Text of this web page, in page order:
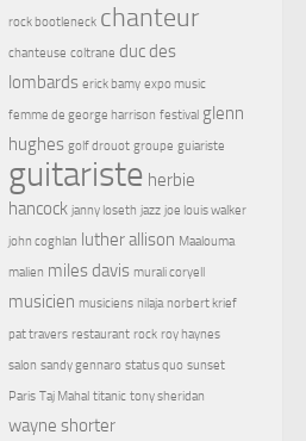
rock bootleneck chanteur
chanteuse coltrane duc des
lombards erick bamy expo music
femme de george harrison festival glenn
hughes golf drouot groupe guiariste
guitariste herbie
hancock janny loseth jazz joe louis walker
john coghlan luther allison Maalouma
malien miles davis murali coryell
musicien musiciens nilaja norbert krief
pat travers restaurant rock roy haynes
salon sandy gennaro status quo sunset
Paris Taj Mahal titanic tony sheridan
wayne shorter